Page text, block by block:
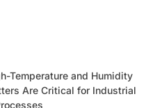
Temperature and Humidity
Are Critical for Industrial